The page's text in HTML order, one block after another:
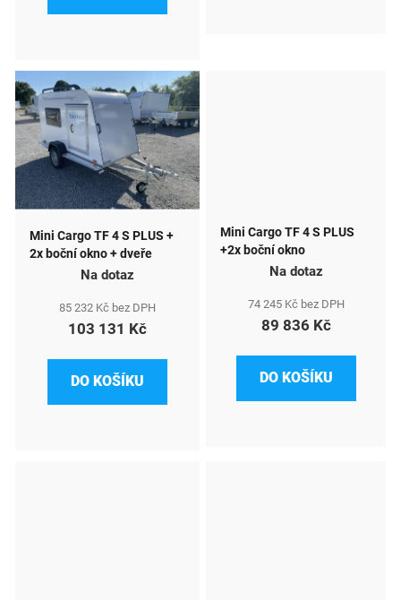
Mini Cargo TF 4 S PLUS +
2x boční okno + dveře
Na dotaz
85 232 Kč bez DPH
103 131 Kč
DO KOŠÍKU
Mini Cargo TF 4 S PLUS
+2x boční okno
Na dotaz
74 245 Kč bez DPH
89 836 Kč
DO KOŠÍKU